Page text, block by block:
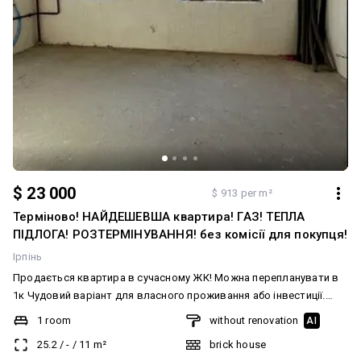
$ 23 000 $ 913 per m²
Терміново! НАЙДЕШЕВША квартира! ГАЗ! ТЕПЛА
ПІДЛОГА! РОЗТЕРМІНУВАННЯ! без комісії для покупця!
Ірпінь
Продається квартира в сучасному ЖК! Можна перепланувати в
1к Чудовий варіант для власного проживання або інвестиції.
Квартира має індивідуальне ГАЗОВЕ опалення та якісне базове
наповнення, що дозволяє одразу розпочати ремонт. У квартирі
вже виконано: * розведення електрики; * розведення сантехніки;
1 room
25.2/- / 11 m²
without renovation AI
brick house